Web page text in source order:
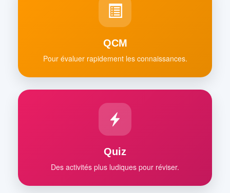
QCM
Pour évaluer rapidement les connaissances.
Quiz
Des activités plus ludiques pour réviser.